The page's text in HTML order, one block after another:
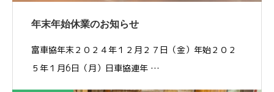
年末年始休業のお知らせ
富車協年末２０２４年１２月２７日（金）年始２０２
５年１月6日（月）日車協連年 …